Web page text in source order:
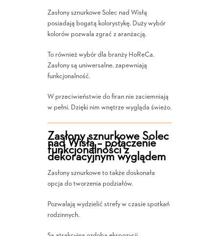
Zasłony sznurkowe Solec nad Wisłą
posiadają bogatą kolorystykę. Duży wybór
kolorów pozwala zgrać z aranżacją.
To również wybór dla branży HoReCa.
Zasłony są uniwersalne. zapewniają
funkcjonalność.
W przeciwieństwie do firan nie zaciemniają
w pełni. Dzięki nim wnętrze wygląda świeżo.
Zasłony sznurkowe Solec
nad Wisłą – połączenie
funkcjonalności z
dekoracyjnym wyglądem
Zasłony sznurkowe to także doskonała
opcja do tworzenia podziałów.
Pozwalają wydzielić strefy w czasie spotkań
rodzinnych.